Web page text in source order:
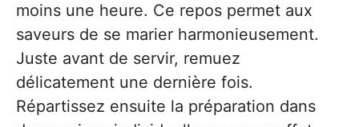
moins une heure. Ce repos permet aux
saveurs de se marier harmonieusement.
Juste avant de servir, remuez
délicatement une dernière fois.
Répartissez ensuite la préparation dans